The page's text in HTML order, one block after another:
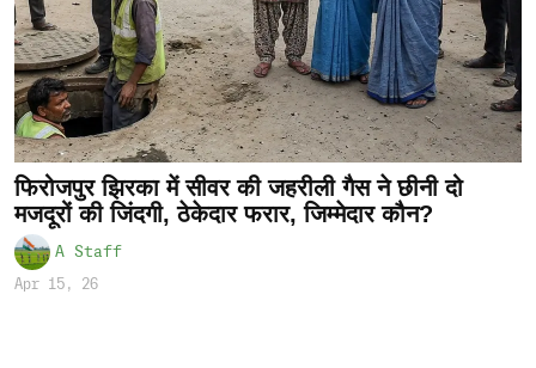
फिरोजपुर झिरका में सीवर की जहरीली गैस ने छीनी दो
मजदूरों की जिंदगी, ठेकेदार फरार, जिम्मेदार कौन?
A Staff
Apr 15, 26